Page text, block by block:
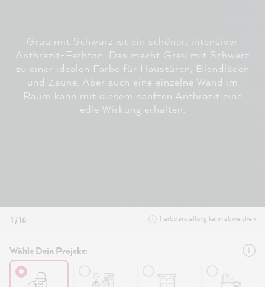
Grau mit Schwarz ist ein schöner, intensiver
Anthrazit-Farbton. Das macht Grau mit Schwarz
zu einer idealen Farbe für Haustüren, Blendläden
und Zäune. Aber auch eine einzelne Wand im
Raum kann mit diesem sanften Anthrazit eine
edle Wirkung erhalten.
1 / 16 Farbdarstellung kann abweichen
Wähle Dein Projekt: